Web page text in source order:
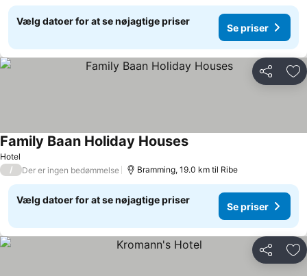
Vælg datoer for at se nøjagtige priser
Se priser
Del
Hotel
Family Baan Holiday Houses
/ Der er ingen bedømmelse Bramming, 19.0 km til Ribe
Vælg datoer for at se nøjagtige priser
Se priser
Del